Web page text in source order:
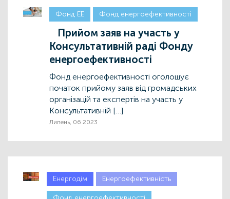
Фонд ЕЕ Фонд енергоефективності
Прийом заяв на участь у
Консультативній раді Фонду
енергоефективності
Фонд енергоефективності оголошує
початок прийому заяв від громадських
організацій та експертів на участь у
Консультативній […]
Липень, 06 2023
Енергодім Енергоефективність